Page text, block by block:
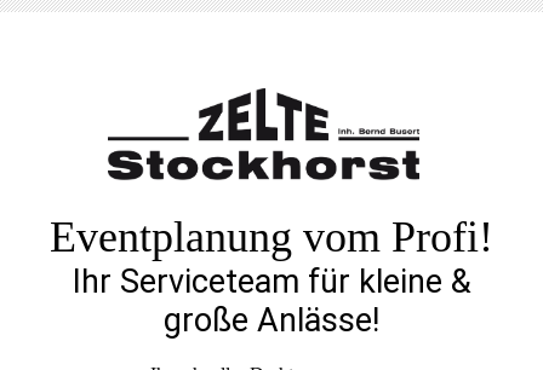
Eventplanung vom Profi!
Ihr Serviceteam für kleine &
große Anlässe!